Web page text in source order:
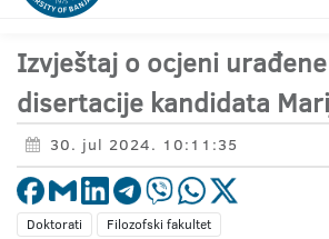
Izvještaj o ocjeni
disertacije kandidata
30. jul 2024. 10:11:35
Doktorati Filozofski fakultet